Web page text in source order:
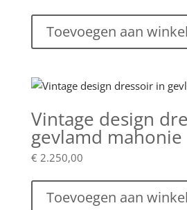
Toevoegen aan
Vintage design
gevlamd mahonie
€ 2.250,00
Toevoegen aan